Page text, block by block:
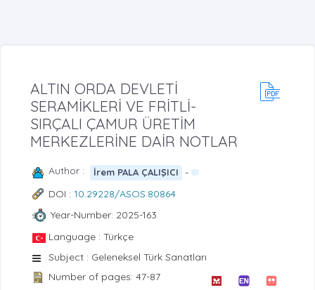
ALTIN ORDA DEVLETİ
SERAMİKLERİ VE FRİTLİ-
SIRÇALI ÇAMUR ÜRETİM
MERKEZLERİNE DAİR NOTLAR
Author : İrem PALA ÇALIŞICI
-
DOI : 10.29228/ASOS.80864
Year-Number: 2025-163
Language : Türkçe
Subject : Geleneksel Türk Sanatları
Number of pages: 47-87